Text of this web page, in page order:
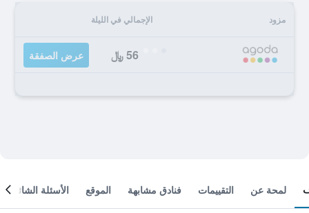
مزود الإجمالي في الليلة
56 ﷼ عرض الصفقة
لمحة عن التقييمات فنادق مشابهة الموقع الأسئلة الشائعة